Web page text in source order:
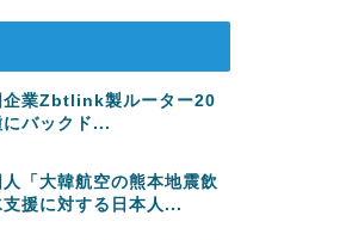
企業Zbtlink製ルーター20
にバックド...
人「大韓航空の熊本地震飲
支援に対する日本人...